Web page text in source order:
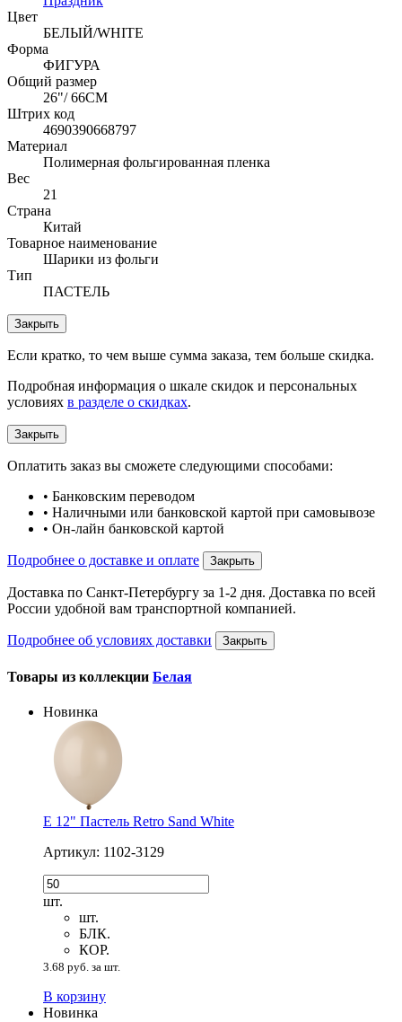
Цвет
БЕЛЫЙ/WHITE
Форма
ФИГУРА
Общий размер
26"/ 66CM
Штрих код
4690390668797
Материал
Полимерная фольгированная пленка
Вес
21
Страна
Китай
Товарное наименование
Шарики из фольги
Тип
ПАСТЕЛЬ
Закрыть
Если кратко, то чем выше сумма заказа, тем больше скидка.
Подробная информация о шкале скидок и персональных
условиях в разделе о скидках.
Закрыть
Оплатить заказ вы сможете следующими способами:
• Банковским переводом
• Наличными или банковской картой при самовывозе
• Он-лайн банковской картой
Подробнее о доставке и оплате Закрыть
Доставка по Санкт-Петербургу за 1-2 дня. Доставка по всей
России удобной вам транспортной компанией.
Подробнее об условиях доставки Закрыть
Товары из коллекции Белая
Новинка
Е 12" Пастель Retro Sand White
Артикул: 1102-3129
шт.
шт.
БЛК.
КОР.
3.68 руб. за шт.
В корзину
Новинка